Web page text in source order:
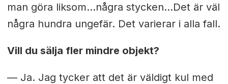
man göra liksom…några stycken…Det är väl
några hundra ungefär. Det varierar i alla fall.
Vill du sälja fler mindre objekt?
— Ja. Jag tycker att det är väldigt kul med